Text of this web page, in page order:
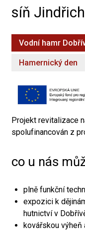
síň
Vodní hamr
Hamernický den
Projekt revitalizace
spolufinancován z
co u nás
plně funkční
expozici k
hutnictví v
kovářskou výheň